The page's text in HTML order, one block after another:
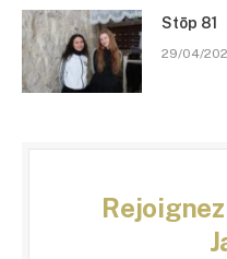
Stōp 81
29/04/